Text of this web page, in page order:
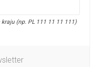
(np. PL 111 11 11 111)